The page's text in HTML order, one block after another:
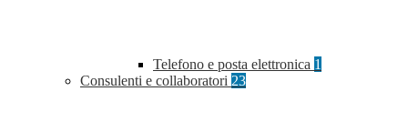
Telefono e posta elettronica 1
Consulenti e collaboratori 23